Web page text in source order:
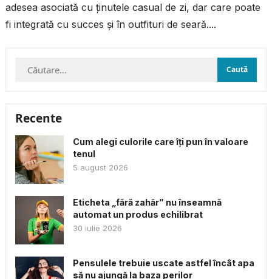
adesea asociată cu ținutele casual de zi, dar care poate
fi integrată cu succes și în outfituri de seară....
Caută
Recente
Cum alegi culorile care îți pun în valoare
tenul
5 august 2026
Eticheta „fără zahăr” nu înseamnă
automat un produs echilibrat
30 iulie 2026
Pensulele trebuie uscate astfel încât apa
să nu ajungă la baza perilor